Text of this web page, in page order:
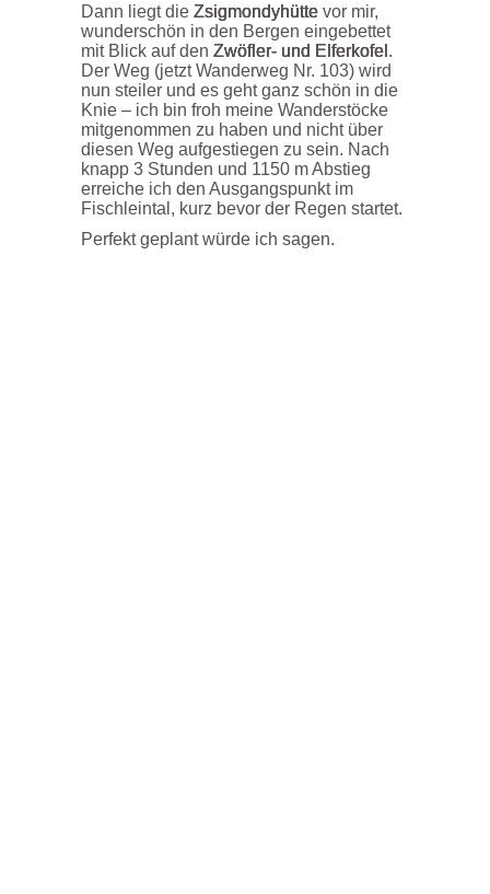
Dann liegt die Zsigmondyhütte vor mir,
wunderschön in den Bergen eingebettet
mit Blick auf den Zwöfler- und Elferkofel .
Der Weg (jetzt Wanderweg Nr. 103) wird
nun steiler und es geht ganz schön in die
Knie – ich bin froh meine Wanderstöcke
mitgenommen zu haben und nicht über
diesen Weg aufgestiegen zu sein. Nach
knapp 3 Stunden und 1150 m Abstieg
erreiche ich den Ausgangspunkt im
Fischleintal, kurz bevor der Regen startet.
Perfekt geplant würde ich sagen.